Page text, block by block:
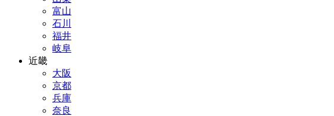
富山
石川
福井
岐阜
近畿
大阪
京都
兵庫
奈良